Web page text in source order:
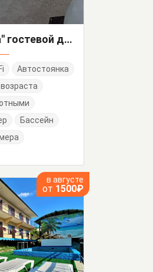
"Маргарита" гостевой дом
Автостоянка
Бассейн
в августе
от 1500₽